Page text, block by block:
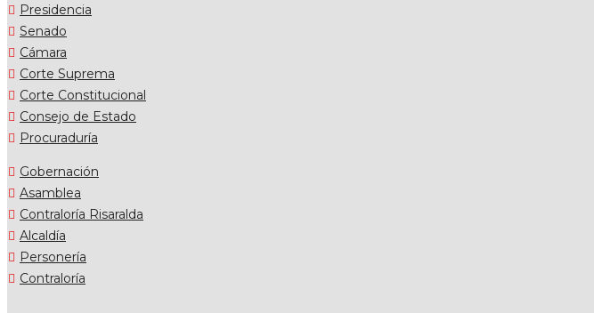
Presidencia
Senado
Cámara
Corte Suprema
Corte Constitucional
Consejo de Estado
Procuraduría
Gobernación
Asamblea
Contraloría Risaralda
Alcaldía
Personería
Contraloría